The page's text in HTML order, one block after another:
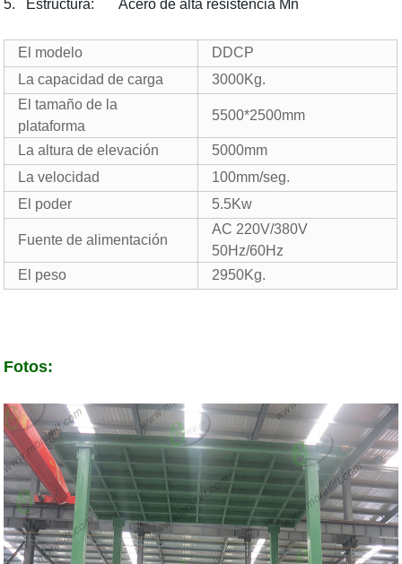
5. Estructura: Acero de alta resistencia Mn
El modelo
DDCP
La capacidad de carga
3000Kg.
El tamaño de la
plataforma
5500*2500mm
La altura de elevación
5000mm
La velocidad
100mm/seg.
El poder
5.5Kw
Fuente de alimentación
AC 220V/380V
50Hz/60Hz
El peso
2950Kg.
Fotos: